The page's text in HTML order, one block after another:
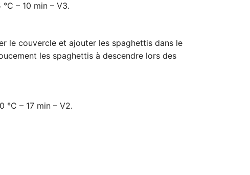
– 10 min – V3.
le couvercle et ajouter les spaghettis dans le
les spaghettis à descendre lors des
°C – 17 min – V2.